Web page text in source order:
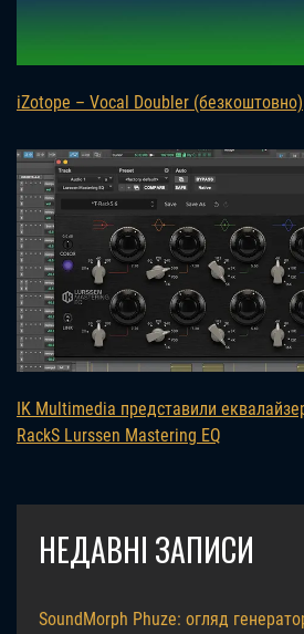
iZotope – Vocal Doubler (безкоштовно)
IK Multimedia представили
RackS Lurssen Mastering EQ
НЕДАВНІ ЗАПИСИ
SoundMorph Phuze: огляд